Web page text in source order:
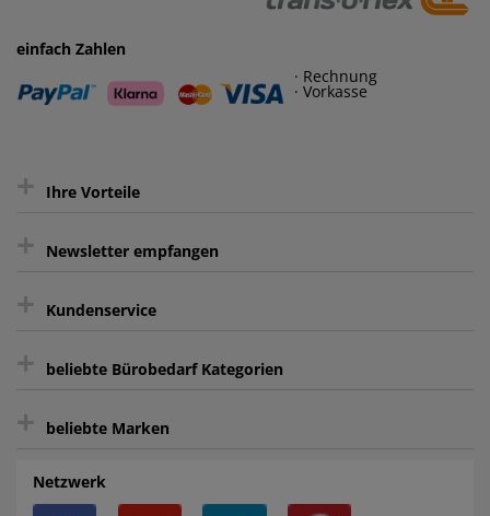
einfach Zahlen
· Rechnung
· Vorkasse
+ Ihre Vorteile
Kauf auf Rechnung³
sicher Shoppen durch SSL
intelligentes Kundenkonto
+ Newsletter empfangen
Sie können sich zu jeder Zeit abmelden.
+ Kundenservice
Kontakt
FAQ
AGB
Datenschutz
+ beliebte Bürobedarf Kategorien
Aktenvernichter
Batterien
Bleistifte
Heftstreifen
Radiergummis
+ beliebte Marken
Alco
Avery/Zweckform
Leitz
Netzwerk